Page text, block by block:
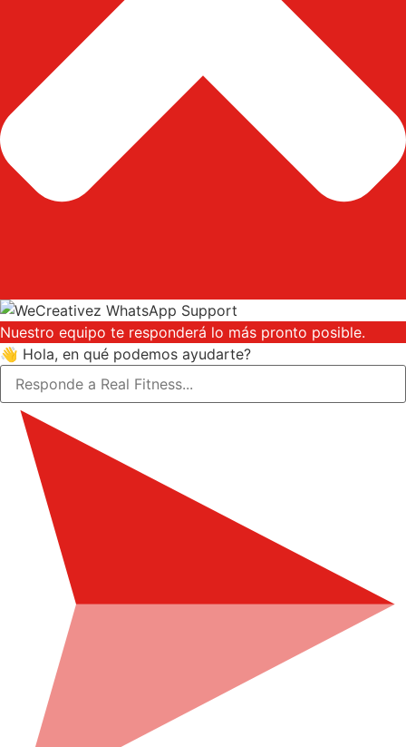
Nuestro equipo te responderá lo más pronto posible.
👋 Hola, en qué podemos ayudarte?